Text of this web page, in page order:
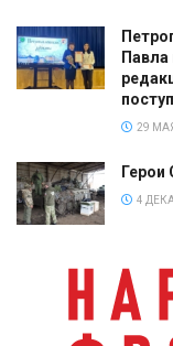
Павла
29
4